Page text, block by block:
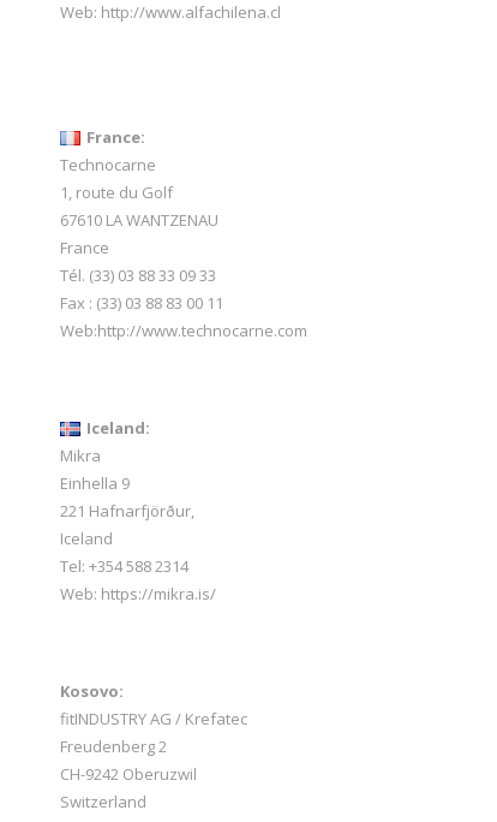
Web: http://www.alfachilena.cl
France:
Technocarne
1, route du Golf
67610 LA WANTZENAU
France
Tél. (33) 03 88 33 09 33
Fax : (33) 03 88 83 00 11
Web:http://www.technocarne.com
Iceland:
Mikra
Einhella 9
221 Hafnarfjörður,
Iceland
Tel: +354 588 2314
Web: https://mikra.is/
Kosovo:
fitINDUSTRY AG / Krefatec
Freudenberg 2
CH-9242 Oberuzwil
Switzerland